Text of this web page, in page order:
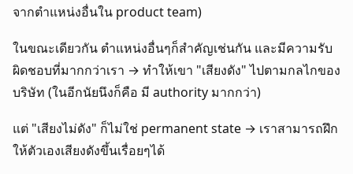
จากตำแหน่งอื่นใน product team)
ในขณะเดียวกัน ตำแหน่งอื่นๆก็สำคัญเช่นกัน และมีความรับ
ผิดชอบที่มากกว่าเรา → ทำให้เขา "เสียงดัง" ไปตามกลไกของ
บริษัท (ในอีกนัยนึงก็คือ มี authority มากกว่า)
แต่ "เสียงไม่ดัง" ก็ไม่ใช่ permanent state → เราสามารถฝึก
ให้ตัวเองเสียงดังขึ้นเรื่อยๆได้